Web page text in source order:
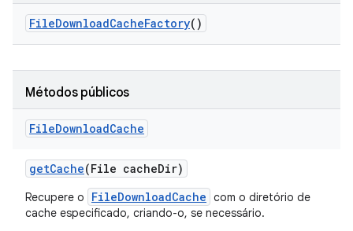
FileDownloadCacheFactory()
Métodos públicos
FileDownloadCache
getCache(File cacheDir)
Recupere o FileDownloadCache com o diretório de
cache especificado, criando-o, se necessário.